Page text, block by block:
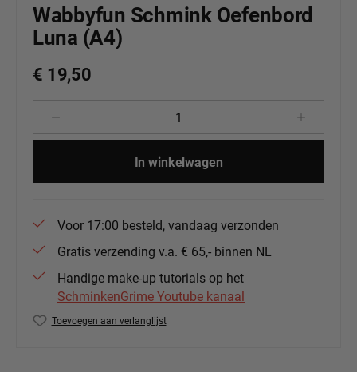
Wabbyfun Schmink Oefenbord
Luna (A4)
€ 19,50
Producthoeveelheid: Voer de
In winkelwagen
Voor 17:00 besteld, vandaag verzonden
Gratis verzending v.a. € 65,- binnen NL
Handige make-up tutorials op het
SchminkenGrime Youtube kanaal
Toevoegen aan verlanglijst